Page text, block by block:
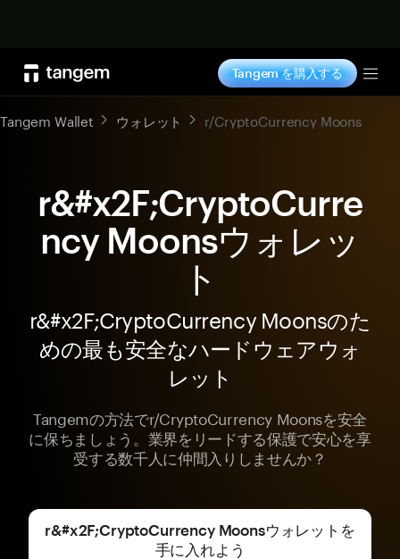
Tangem を購入する
Tangem Wallet ウォレット r/CryptoCurrency Moons
r&#x2F;CryptoCurre
ncy Moonsウォレッ
ト
r&#x2F;CryptoCurrency Moonsのた
めの最も安全なハードウェアウォ
レット
Tangemの方法でr/CryptoCurrency Moonsを安全
に保ちましょう。業界をリードする保護で安心を享
受する数千人に仲間入りしませんか？
r&#x2F;CryptoCurrency Moonsウォレットを
手に入れよう